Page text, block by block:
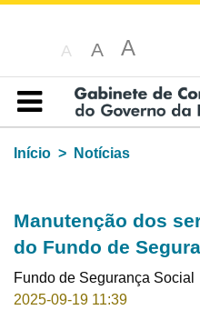
A A A
Índice
Início
Notícias
Manutenção dos
do Fundo de
Fundo de Segurança Social
2025-09-19 11:39